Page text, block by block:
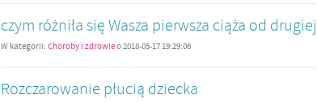
czym różniła się Wasza pierwsza ciąża od
W kategorii: Choroby i zdrowieo2018-05-17 19:29:06
Rozczarowanie płucią dziecka